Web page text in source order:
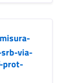
via-
prot-